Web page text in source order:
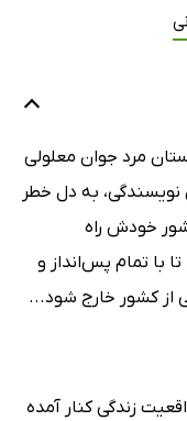
مرد جوان معلولی
نویسندگی،‌ به دل خطر
خودش راه
با تمام پس‌انداز و
از کشور خارج شود...
زندگی کنار آمده